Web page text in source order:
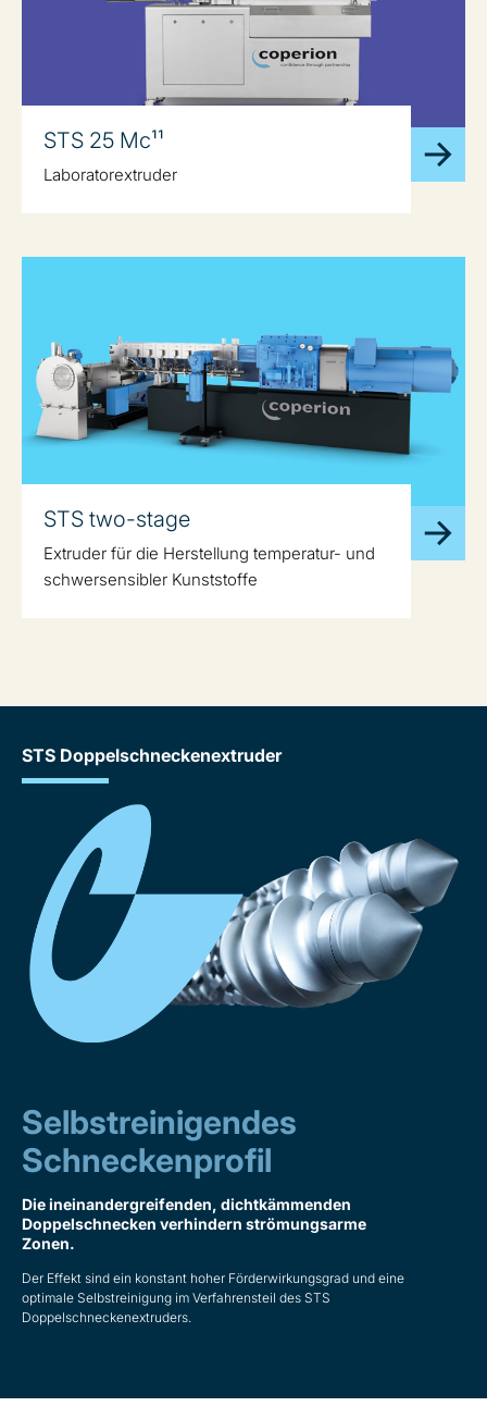
STS 25 Mc¹¹
Laboratorextruder
STS two-stage
Extruder für die Herstellung temperatur- und
schwersensibler Kunststoffe
STS Doppelschneckenextruder
Selbstreinigendes
Schneckenprofil
Die ineinandergreifenden, dichtkämmenden
Doppelschnecken verhindern strömungsarme
Zonen.
Der Effekt sind ein konstant hoher Förderwirkungsgrad und eine
optimale Selbstreinigung im Verfahrensteil des STS
Doppelschneckenextruders.